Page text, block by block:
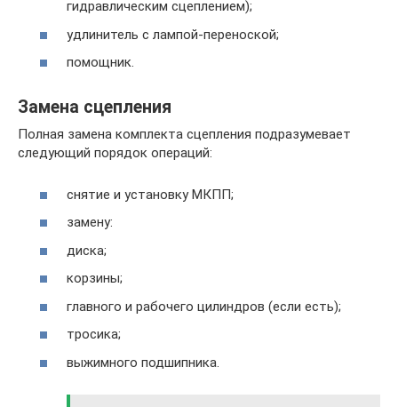
гидравлическим сцеплением);
удлинитель с лампой-переноской;
помощник.
Замена сцепления
Полная замена комплекта сцепления подразумевает
следующий порядок операций:
снятие и установку МКПП;
замену:
диска;
корзины;
главного и рабочего цилиндров (если есть);
тросика;
выжимного подшипника.